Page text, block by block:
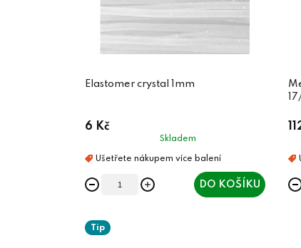
Elastomer crystal 1mm
6 Kč
Skladem
DO KOŠÍKU
Tip